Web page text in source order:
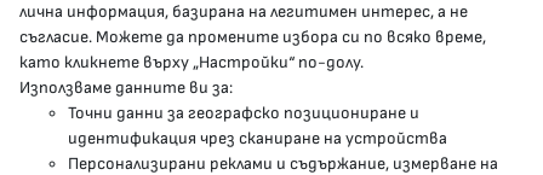
гр.София, 1000, пл. „Света Неделя“ №5
delovodstvo@mh.government.bg
presscenter@mh.government.bg
лична информация, базирана на легитимен интерес, а не
съгласие. Можете да промените избора си по всяко време,
като кликнете върху „Настройки“ по-долу.
Използваме данните ви за:
Точни данни за географско позициониране и
идентификация чрез сканиране на устройства
Персонализирани реклами и съдържание, измерване на